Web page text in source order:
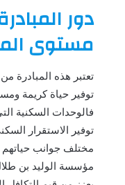
دور
مستوى
تعتبر هذه المبادرة
توفير حياة كريمة
فالوحدات السكنية
توفير الاستقرار
مختلف جوانب حياتهم
مؤسسة الوليد بن